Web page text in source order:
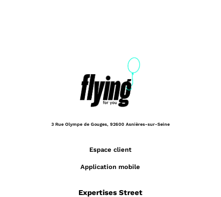
3 Rue Olympe de Gouges, 92600 Asnières-sur-Seine
Espace client
Application mobile
Expertises Street